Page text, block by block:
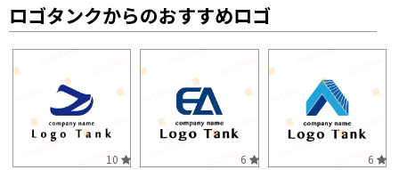
ロゴタンクからのおすすめロゴ
10 6 6